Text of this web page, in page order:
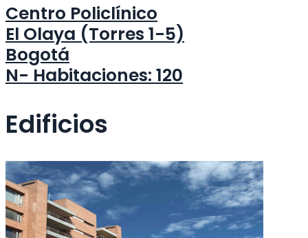
Centro Policlínico
El Olaya (Torres 1-5)
Bogotá
N- Habitaciones: 120
Edificios